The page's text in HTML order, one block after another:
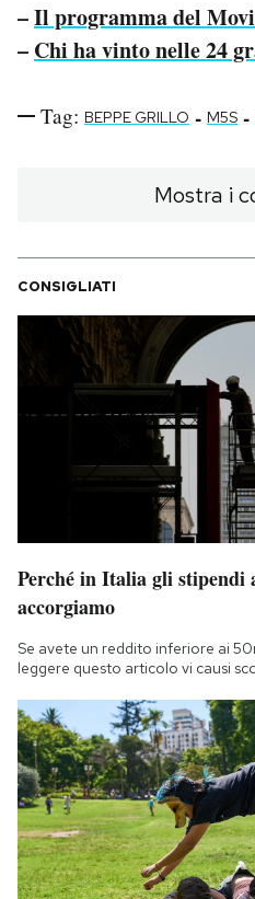
–Il programma del
– Chi ha vinto nelle 24
Tag: BEPPE GRILLO - M5S -
Mostra i
CONSIGLIATI
Perché in Italia gli stipendi
accorgiamo
Se avete un reddito inferiore ai
leggere questo articolo vi causi